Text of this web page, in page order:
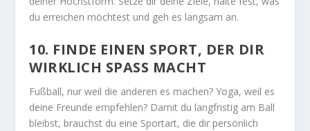
du erreichen möchtest und geh es langsam an.
10. FINDE EINEN SPORT, DER DIR
WIRKLICH SPASS MACHT
Fußball, nur weil die anderen es machen? Yoga, weil es
deine Freunde empfehlen? Damit du langfristig am Ball
bleibst, brauchst du eine Sportart, die dir persönlich